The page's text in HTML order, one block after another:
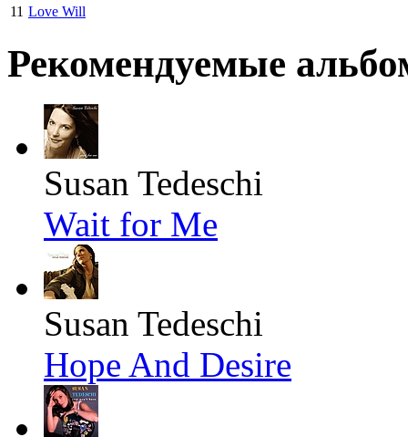
11 Love Will
Рекомендуемые
Susan Tedeschi
Wait for Me
Susan Tedeschi
Hope And Desire